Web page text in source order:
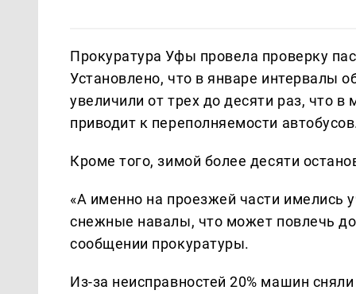
Прокуратура Уфы провела проверку
Установлено, что в январе интервалы
увеличили от трех до десяти раз, что
приводит к переполняемости
Кроме того, зимой более десяти
«А именно на проезжей части имелись
снежные навалы, что может повлечь
сообщении прокуратуры.
Из-за неисправностей 20% машин